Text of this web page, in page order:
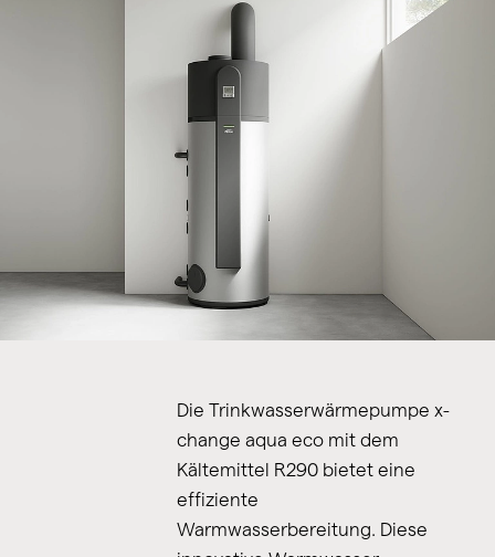
Die Trinkwasserwärmepumpe x-
change aqua eco mit dem
Kältemittel R290 bietet eine
effiziente
Warmwasserbereitung. Diese